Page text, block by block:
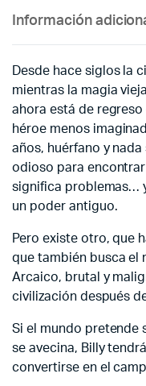
Información
Desde hace siglos la
mientras la magia
ahora está de
héroe menos
años, huérfano y
odioso para
significa problemas…
un poder antiguo.
Pero existe otro, que
que también busca el
Arcaico, brutal y
civilización después
Si el mundo pretende
se avecina, Billy
convertirse en el